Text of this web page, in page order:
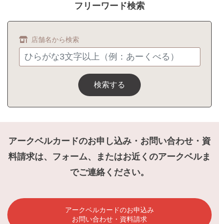
フリーワード検索
店舗名から検索
検索する
アークベルカードのお申し込み・お問い合わせ・資
料請求は、フォーム、またはお近くのアークベルま
でご連絡ください。
アークベルカードのお申込み
お問い合わせ・資料請求